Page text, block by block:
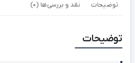
توضیحات نقد و بررسی‌ها (0)
توضیحات